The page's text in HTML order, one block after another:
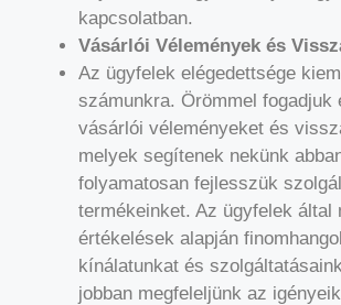
kapcsolatban.
Vásárlói Vélemények és
Az ügyfelek elégedettsége
számunkra. Örömmel fogadjuk
vásárlói véleményeket és
melyek segítenek nekünk
folyamatosan fejlesszük
termékeinket. Az ügyfelek által
értékelések alapján
kínálatunkat és
jobban megfeleljünk az